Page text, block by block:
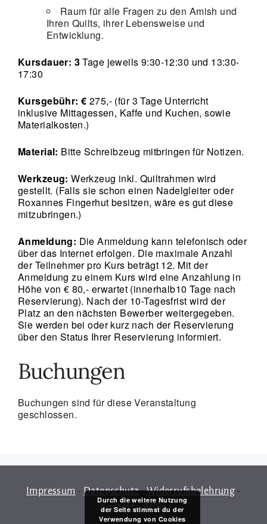
Raum für alle Fragen zu den Amish und
Ihren Quilts, ihrer Lebensweise und
Entwicklung.
Kursdauer: 3Tage jeweils 9:30-12:30 und 13:30-
17:30
Kursgebühr: € 275,- (für 3 Tage Unterricht
inklusive Mittagessen, Kaffe und Kuchen, sowie
Materialkosten.)
Material: Bitte Schreibzeug mitbringen für Notizen.
Werkzeug: Werkzeug inkl. Quiltrahmen wird
gestellt. (Falls sie schon einen Nadelgleiter oder
Roxannes Fingerhut besitzen, wäre es gut diese
mitzubringen.)
Anmeldung: Die Anmeldung kann telefonisch oder
über das Internet erfolgen. Die maximale Anzahl
der Teilnehmer pro Kurs beträgt 12. Mit der
Anmeldung zu einem Kurs wird eine Anzahlung in
Höhe von € 80,- erwartet (innerhalb10 Tage nach
Reservierung). Nach der 10-Tagesfrist wird der
Platz an den nächsten Bewerber weitergegeben.
Sie werden bei oder kurz nach der Reservierung
über den Status Ihrer Reservierung informiert.
Buchungen
Buchungen sind für diese Veranstaltung
geschlossen.
Impressum - Datenschutz-Widerrufsbelehrung -
Kontakt-AGBs
Durch die weitere Nutzung
der Seite stimmst du der
Verwendung von Cookies